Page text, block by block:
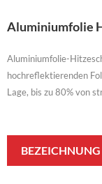
Aluminiumfolie
Aluminiumfolie-
hochreflektierenden
Lage, bis zu 80% von
BEZEICHNUNG